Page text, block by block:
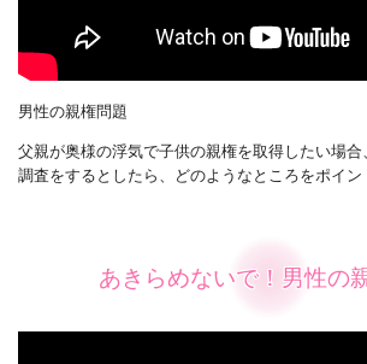
男性の親権問題
父親が奥様の浮気で子供の親権を取得したい場合
調査をするとしたら、どのようなところをポイン
あきらめないで！男性の